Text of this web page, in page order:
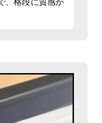
、格段に質感が